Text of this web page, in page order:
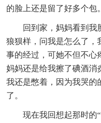
的脸上还是留了好多个包。
回到家，妈妈看到我
狼狈样，问我是怎么了，
事的经过，可她不但不心
妈妈还是给我擦了碘酒消
我还是憋着，因为我哭的
了。
现在我回想起那时的